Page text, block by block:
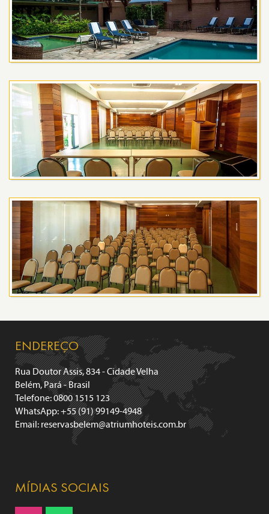
ENDEREÇO
Rua Doutor Assis, 834 - Cidade Velha
Belém, Pará - Brasil
Telefone: 0800 1515 123
WhatsApp: +55 (91) 99149-4948
Email: reservasbelem@atriumhoteis.com.br
MÍDIAS SOCIAIS